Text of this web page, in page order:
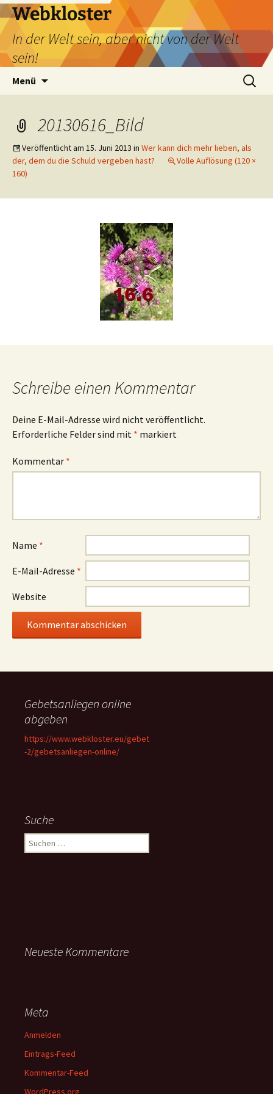
Webkloster
In der Welt sein, aber nicht von der Welt
sein!
Menü
Suchen
nach:
20130616_Bild
Veröffentlicht am 15. Juni 2013 in Wer kann dich mehr lieben, als
der, dem du die Schuld vergeben hast?
Volle Auflösung (120 ×
160)
Schreibe einen Kommentar
Deine E-Mail-Adresse wird nicht veröffentlicht.
Erforderliche Felder sind mit * markiert
Kommentar *
Name *
E-Mail-Adresse *
Website
Gebetsanliegen online
abgeben
https://www.webkloster.eu/gebet
-2/gebetsanliegen-online/
Suche
Suchen
nach:
Neueste Kommentare
Meta
Anmelden
Eintrags-Feed
Kommentar-Feed
WordPress.org